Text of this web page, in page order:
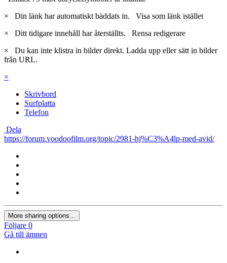
×
Din länk har automatiskt bäddats in. Visa som länk istället
×
Ditt tidigare innehåll har återställts. Rensa redigerare
×
Du kan inte klistra in bilder direkt. Ladda upp eller sätt in bilder
från URL.
×
Skrivbord
Surfplatta
Telefon
Dela
https://forum.voodoofilm.org/topic/2981-hj%C3%A4lp-med-avid/
More sharing options...
Följare 0
Gå till ämnen